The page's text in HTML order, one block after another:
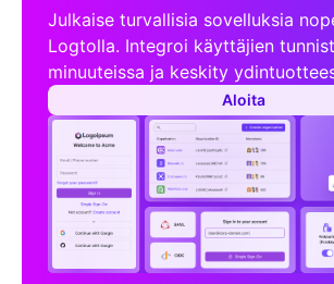
Julkaise turvallisia sovelluksia
Logtolla. Integroi käyttäjien
minuuteissa ja keskity
Aloita